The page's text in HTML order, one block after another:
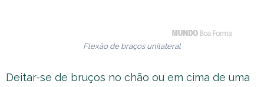
Flexão de braços unilateral
Deitar-se de bruços no chão ou em cima de uma